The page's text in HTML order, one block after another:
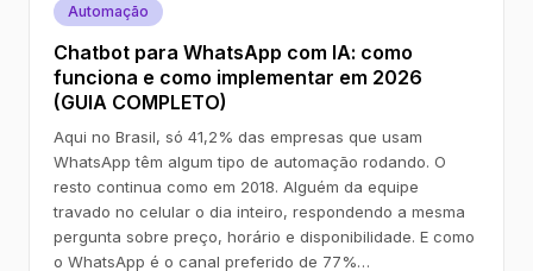
Automação
Chatbot para WhatsApp com IA: como
funciona e como implementar em 2026
(GUIA COMPLETO)
Aqui no Brasil, só 41,2% das empresas que usam
WhatsApp têm algum tipo de automação rodando. O
resto continua como em 2018. Alguém da equipe
travado no celular o dia inteiro, respondendo a mesma
pergunta sobre preço, horário e disponibilidade. E como
o WhatsApp é o canal preferido de 77%…